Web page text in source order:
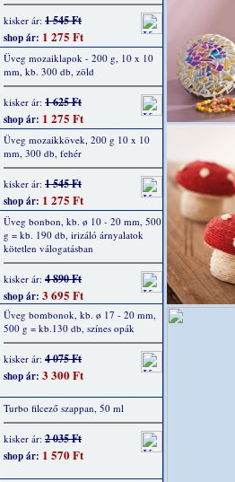
kisker ár: 1 545 Ft
shop ár: 1 275 Ft
Üveg mozaiklapok - 200 g, 10 x 10
mm, kb. 300 db, zöld
kisker ár: 1 625 Ft
shop ár: 1 275 Ft
Üveg mozaikkövek, 200 g 10 x 10
mm, 300 db, fehér
kisker ár: 1 545 Ft
shop ár: 1 275 Ft
Üveg bonbon, kb. ø 10 - 20 mm, 500
g = kb. 190 db, irizáló árnyalatok
kötetlen válogatásban
kisker ár: 4 890 Ft
shop ár: 3 695 Ft
Üveg bombonok, kb. ø 17 - 20 mm,
500 g = kb.130 db, színes opák
kisker ár: 4 075 Ft
shop ár: 3 300 Ft
Turbo filcező szappan, 50 ml
kisker ár: 2 035 Ft
shop ár: 1 570 Ft